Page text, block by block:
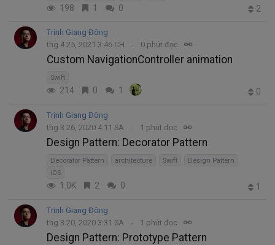
198 1 0 2
Trịnh Giang Đông
thg 4 25, 2021 3:46 CH
0 phút đọc
Custom NavigationController animation
Swift
214 0 1 0
Trịnh Giang Đông
thg 3 26, 2020 4:11 SA
1 phút đọc
Design Pattern: Decorator Pattern
Decorator Pattern architecture Swift
Design Pattern
iOS
1.0K 2 0 1
Trịnh Giang Đông
thg 3 20, 2020 3:31 SA
1 phút đọc
Design Pattern: Prototype Pattern